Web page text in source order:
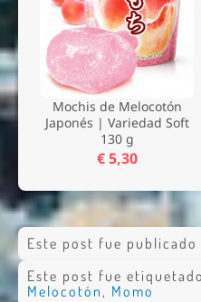
Mochis de Melocotón
Japonés | Variedad Soft
130 g
€ 5,30
Este post fue publicado
Este post fue
Melocotón, Momo